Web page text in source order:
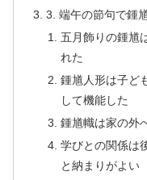
3. 端午の節句で鍾
五月飾りの鍾馗
れた
鍾馗人形は子ど
して機能した
鍾馗幟は家の外
学びとの関係は
と納まりがよい